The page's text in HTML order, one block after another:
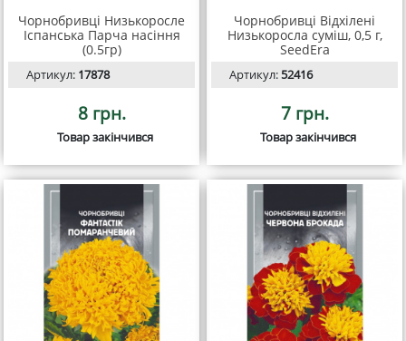
Чорнобривці Низькоросле
Іспанська Парча насіння
(0.5гр)
Артикул: 17878
8 грн.
Товар закінчився
Чорнобривці Відхілені
Низькоросла суміш, 0,5 г,
SeedEra
Артикул:52416
7 грн.
Товар закінчився